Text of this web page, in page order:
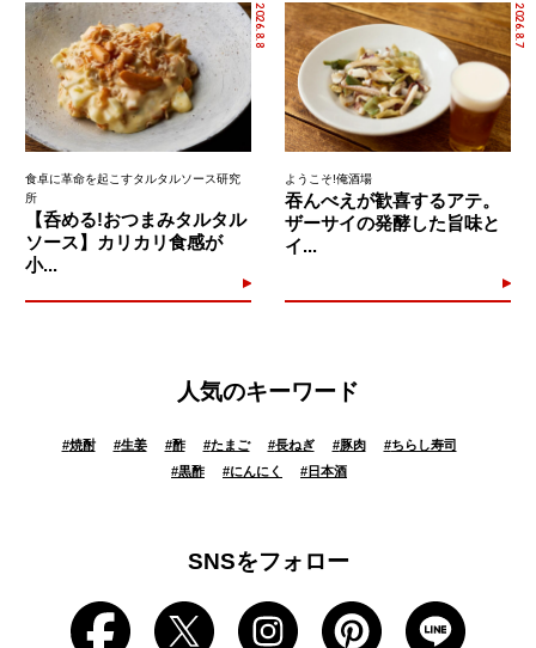
2026.8.8
食卓に革命を起こすタルタルソース研究
所
【呑める!おつまみタルタル
ソース】カリカリ食感が
小...
2026.8.7
ようこそ!俺酒場
吞んべえが歓喜するアテ。
ザーサイの発酵した旨味と
イ...
人気のキーワード
#焼酎 #生姜 #酢 #たまご #長ねぎ #豚肉 #ちらし寿司
#黒酢 #にんにく # 日本酒
SNSをフォロー